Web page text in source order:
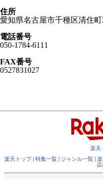
住所
愛知県名古屋市千種区清住
電話番号
050-1784-6111
FAX番号
0527831027
楽天
楽天トップ
特集一覧 ジャンル一覧